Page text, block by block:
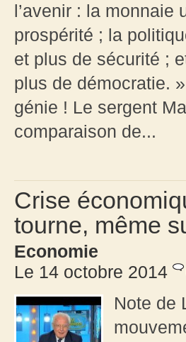
l’avenir : la monnaie
prospérité ; la
et plus de sécurité ;
plus de démocratie.
génie ! Le sergent
comparaison de...
Crise
tourne, même
Economie
Le 14 octobre 2014
Note de